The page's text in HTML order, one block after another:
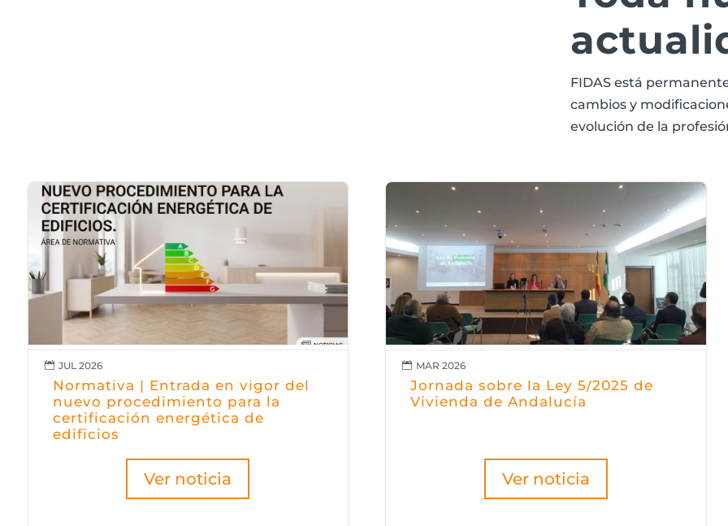
FIDAS está
cambios y
evolución de la
Normativa | Entrada en vigor del
nuevo procedimiento para la
certificación energética de
edificios
Ver noticia
 JUL 2026
Jornada sobre la Ley 5/2025 de
Vivienda de Andalucía
Ver noticia
 MAR 2026